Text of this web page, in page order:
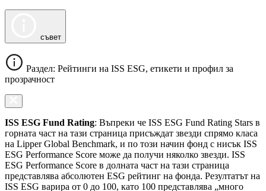
съвет
Раздел: Рейтинги на ISS ESG, етикети и профил за
прозрачност
ISS ESG Fund Rating: Въпреки че ISS ESG Fund Rating Stars в
горната част на тази страница присъждат звезди спрямо класа
на Lipper Global Benchmark, и по този начин фонд с нисък ISS
ESG Performance Score може да получи няколко звезди. ISS
ESG Performance Score в долната част на тази страница
представлява абсолютен ESG рейтинг на фонда. Резултатът на
ISS ESG варира от 0 до 100, като 100 представлява „много